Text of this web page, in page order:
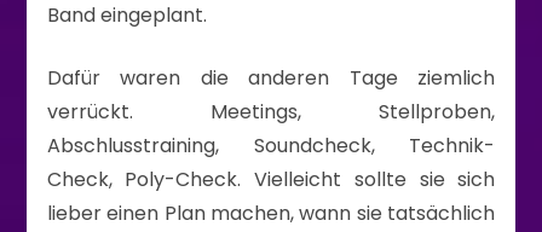
Band eingeplant.
Dafür waren die anderen Tage ziemlich
verrückt. Meetings, Stellproben,
Abschlusstraining, Soundcheck, Technik-
Check, Poly-Check. Vielleicht sollte sie sich
lieber einen Plan machen, wann sie tatsächlich